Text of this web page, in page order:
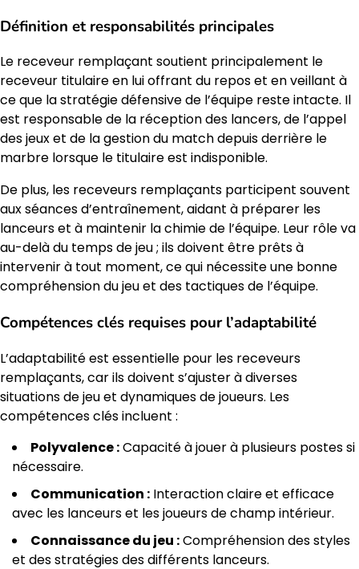
Définition et responsabilités principales
Le receveur remplaçant soutient principalement le
receveur titulaire en lui offrant du repos et en veillant à
ce que la stratégie défensive de l’équipe reste intacte. Il
est responsable de la réception des lancers, de l’appel
des jeux et de la gestion du match depuis derrière le
marbre lorsque le titulaire est indisponible.
De plus, les receveurs remplaçants participent souvent
aux séances d’entraînement, aidant à préparer les
lanceurs et à maintenir la chimie de l’équipe. Leur rôle va
au-delà du temps de jeu ; ils doivent être prêts à
intervenir à tout moment, ce qui nécessite une bonne
compréhension du jeu et des tactiques de l’équipe.
Compétences clés requises pour l’adaptabilité
L’adaptabilité est essentielle pour les receveurs
remplaçants, car ils doivent s’ajuster à diverses
situations de jeu et dynamiques de joueurs. Les
compétences clés incluent :
Polyvalence :Capacité à jouer à plusieurs postes si
nécessaire.
Communication : Interaction claire et efficace
avec les lanceurs et les joueurs de champ intérieur.
Connaissance du jeu :Compréhension des styles
et des stratégies des différents lanceurs.